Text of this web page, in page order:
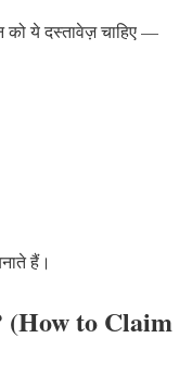
को ये दस्तावेज़ चाहिए —
हैं।
(How to Claim